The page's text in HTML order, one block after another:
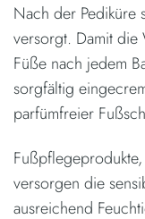
Nach der Pediküre
versorgt. Damit die
Füße nach jedem
sorgfältig
parfümfreier
versorgen die
ausreichend